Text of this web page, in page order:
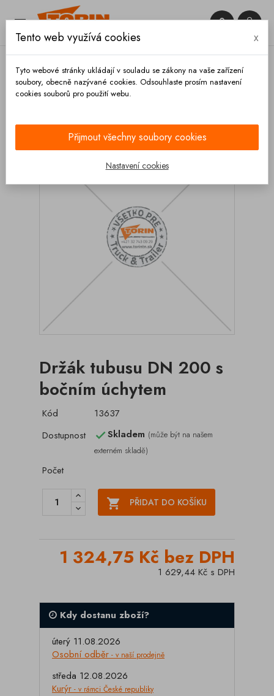
 

Držák tubusu DN 200 s
bočním úchytem
Kód
13637
Dostupnost
Skladem (může být na našem
externém skladě)
Počet
 PŘIDAT DO KOŠÍKU
1 324,75 Kč bez DPH
1 629,44 Kč s DPH
Kdy dostanu zboží?
úterý 11.08.2026
Osobní odběr - v naší prodejně
středa 12.08.2026
Kurýr - v rámci České republiky
Tento web využívá cookies x
Tyto webové stránky ukládají v souladu se zákony na vaše zařízení
soubory, obecně nazývané cookies. Odsouhlaste prosím nastavení
cookies souborů pro použití webu.
Přijmout všechny soubory cookies
Nastavení cookies